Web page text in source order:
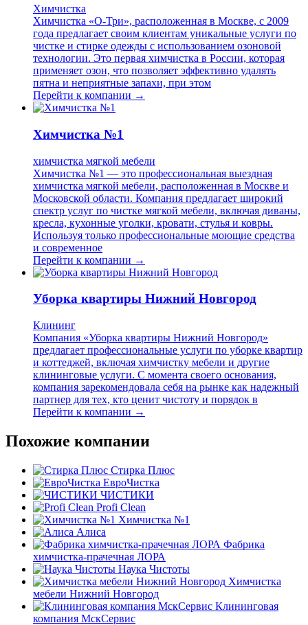
Химчистка
Химчистка «О-Три», расположенная в Москве, с 2009
года предлагает своим клиентам уникальные услуги по
чистке и стирке одежды с использованием озоновой
технологии. Это первая химчистка в России, которая
применяет озон, что позволяет эффективно удалять
пятна и неприятные запахи, при этом
Перейти к компании →
Химчистка №1
химчистка мягкой мебели
Химчистка №1 — это профессиональная выездная
химчистка мягкой мебели, расположенная в Москве и
Московской области. Компания предлагает широкий
спектр услуг по чистке мягкой мебели, включая диваны,
кресла, кухонные уголки, кровати, стулья и ковры.
Используя только профессиональные моющие средства
и современное
Перейти к компании →
Уборка квартиры Нижний Новгород
Клининг
Компания «Уборка квартиры Нижний Новгород»
предлагает профессиональные услуги по уборке квартир
и коттеджей, включая химчистку мебели и другие
клининговые услуги. С момента своего основания,
компания зарекомендовала себя на рынке как надежный
партнер для тех, кто ценит чистоту и порядок в
Перейти к компании →
Похожие компании
Стирка Плюс
ЕвроЧистка
ЧИСТИКИ
Profi Clean
Химчистка №1
Алиса
Фабрика
химчистка-прачечная ЛОРА
Наука Чистоты
Химчистка
мебели Нижний Новгород
Клининговая
компания МскСервис